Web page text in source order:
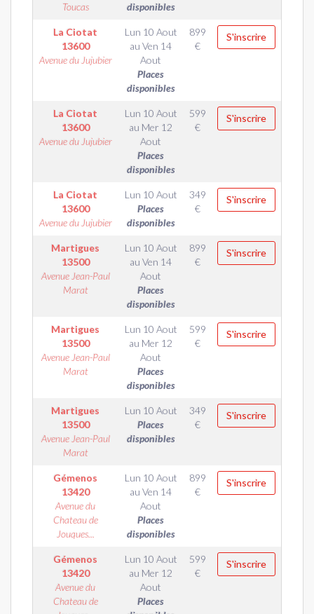
Toucas
disponibles
La Ciotat
13600
Avenue du Jujubier
Lun 10 Aout
au Ven 14
Aout
Places
disponibles
899
€
S'inscrire
La Ciotat
13600
Avenue du Jujubier
Lun 10 Aout
au Mer 12
Aout
Places
disponibles
599
€
S'inscrire
La Ciotat
13600
Avenue du Jujubier
Lun 10 Aout
Places
disponibles
349
€
S'inscrire
Martigues
13500
Avenue Jean-Paul
Marat
Lun 10 Aout
au Ven 14
Aout
Places
disponibles
899
€
S'inscrire
Martigues
13500
Avenue Jean-Paul
Marat
Lun 10 Aout
au Mer 12
Aout
Places
disponibles
599
€
S'inscrire
Martigues
13500
Avenue Jean-Paul
Marat
Lun 10 Aout
Places
disponibles
349
€
S'inscrire
Gémenos
13420
Avenue du
Chateau de
Jouques...
Lun 10 Aout
au Ven 14
Aout
Places
disponibles
899
€
S'inscrire
Gémenos
13420
Avenue du
Chateau de
Lun 10 Aout
au Mer 12
Aout
Places
599
€
S'inscrire